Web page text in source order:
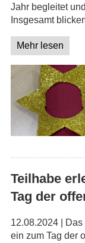
Jahr begleitet
Insgesamt
Mehr lesen
Teilhabe
Tag der
12.08.2024 |
ein zum Tag der